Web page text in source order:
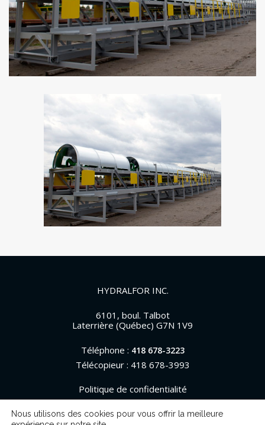
HYDRALFOR INC.
6101, boul. Talbot
Laterrière (Québec) G7N 1V9
Téléphone : 418 678-3223
Télécopieur : 418 678-3993
Politique de confidentialité
Nous utilisons des cookies pour vous offrir la meilleure